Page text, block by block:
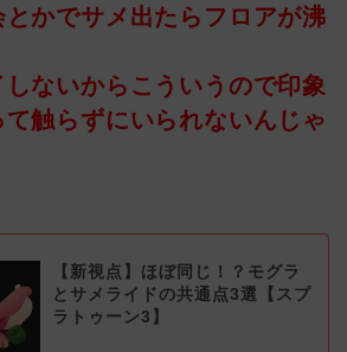
かでサメ出たらフロアが沸
ないからこういうので印象
触らずにいられないんじゃ
【新視点】ほぼ同じ！？モグラ
とサメライドの共通点3選【スプ
ラトゥーン3】